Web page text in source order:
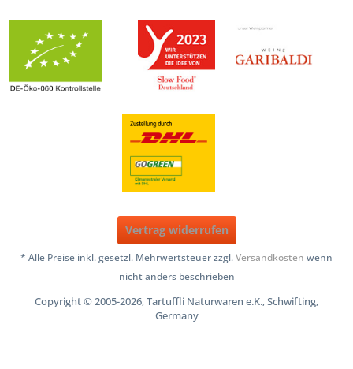
Vertrag widerrufen
* Alle Preise inkl. gesetzl. Mehrwertsteuer zzgl.Versandkosten wenn
nicht anders beschrieben
Copyright © 2005-2026, Tartuffli Naturwaren e.K., Schwifting,
Germany